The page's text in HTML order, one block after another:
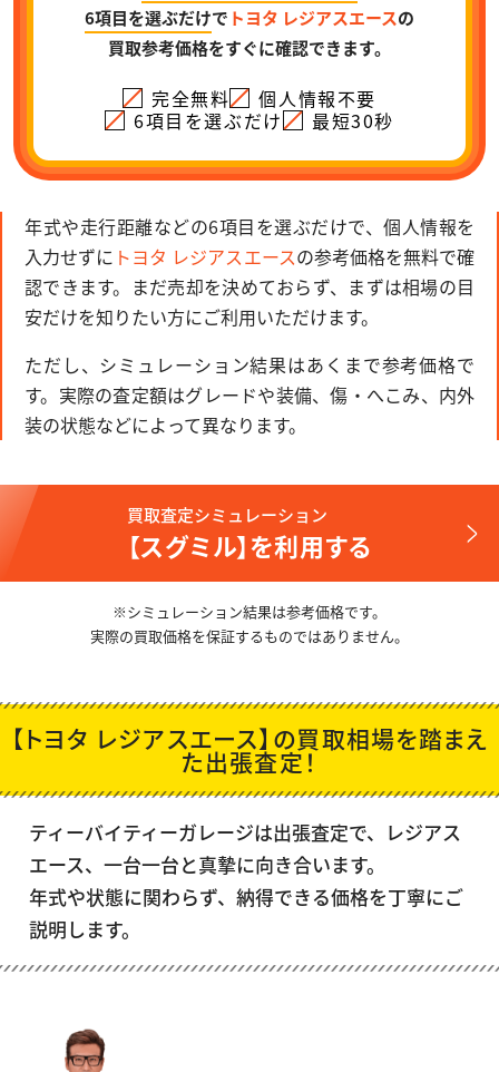
6項目を選ぶだけで トヨタ レジアスエースの
買取参考価格をすぐに確認できます。
完全無料
個人情報不要
6項目を選ぶだけ
最短30秒
年式や走行距離などの6項目を選ぶだけで、個人情報を
入力せずに トヨタ レジアスエースの参考価格を無料で確
認できます。まだ売却を決めておらず、まずは相場の目
安だけを知りたい方にご利用いただけます。
ただし、シミュレーション結果はあくまで参考価格で
す。実際の査定額はグレードや装備、傷・へこみ、内外
装の状態などによって異なります。
買取査定シミュレーション
【スグミル】を利用する
※シミュレーション結果は参考価格です。
実際の買取価格を保証するものではありません。
【トヨタ レジアスエース】の買取相場を踏まえ
た出張査定！
ティーバイティーガレージは出張査定で、 レジアス
エース、一台一台と真摯に向き合います。
年式や状態に関わらず、納得できる価格を丁寧にご
説明します。